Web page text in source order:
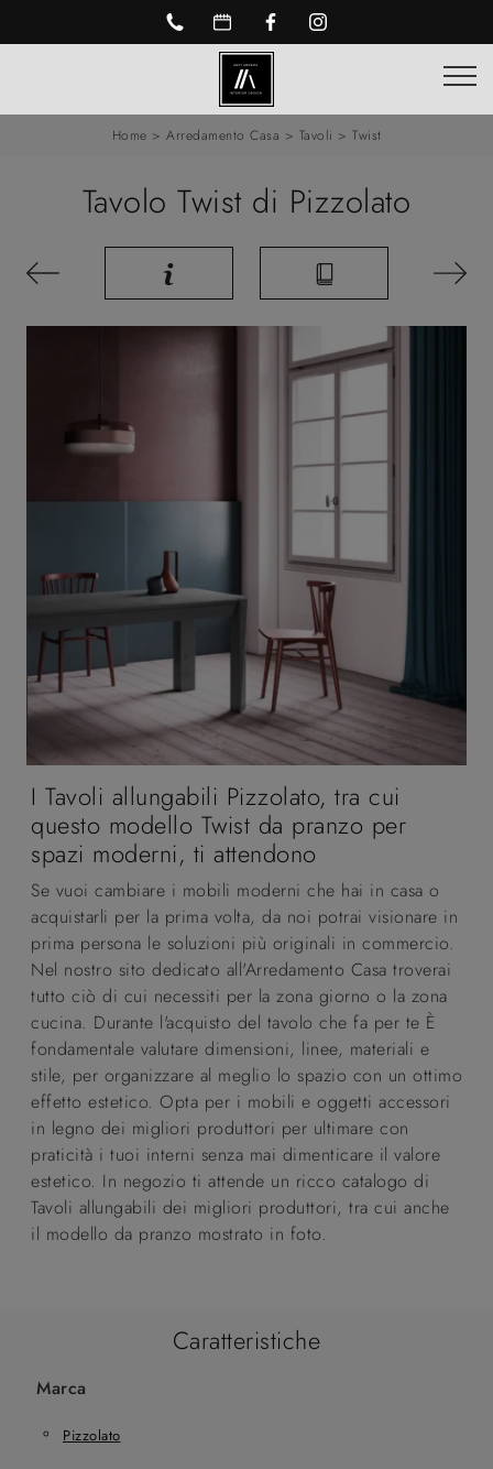
Home > Arredamento Casa > Tavoli > Twist
Tavolo Twist di Pizzolato
I Tavoli allungabili Pizzolato, tra cui
questo modello Twist da pranzo per
spazi moderni, ti attendono
Se vuoi cambiare i mobili moderni che hai in casa o
acquistarli per la prima volta, da noi potrai visionare in
prima persona le soluzioni più originali in commercio.
Nel nostro sito dedicato all'Arredamento Casa troverai
tutto ciò di cui necessiti per la zona giorno o la zona
cucina. Durante l'acquisto del tavolo che fa per te È
fondamentale valutare dimensioni, linee, materiali e
stile, per organizzare al meglio lo spazio con un ottimo
effetto estetico. Opta per i mobili e oggetti accessori
in legno dei migliori produttori per ultimare con
praticità i tuoi interni senza mai dimenticare il valore
estetico. In negozio ti attende un ricco catalogo di
Tavoli allungabili dei migliori produttori, tra cui anche
il modello da pranzo mostrato in foto.
Caratteristiche
Marca
Pizzolato